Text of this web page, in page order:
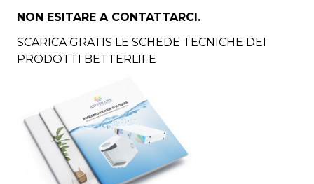
NON ESITARE A CONTATTARCI.
SCARICA GRATIS LE SCHEDE TECNICHE DEI
PRODOTTI BETTERLIFE